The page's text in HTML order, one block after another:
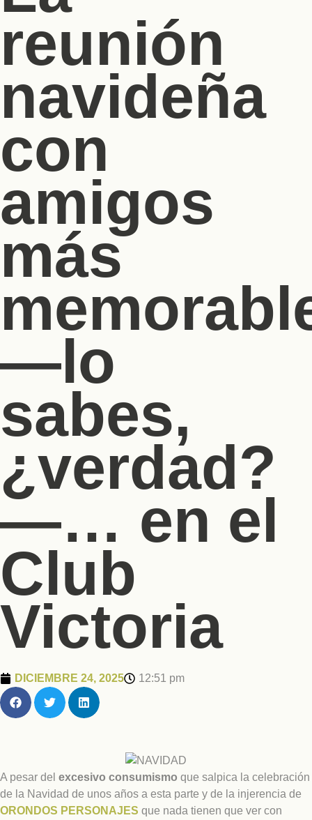
reunión
navideña
con
amigos
más
—lo
sabes,
¿verdad?
—… en el
Club
Victoria
DICIEMBRE 24, 2025 12:51 pm
A pesar del excesivo consumismo que salpica la celebración
de la Navidad de unos años a esta parte y de la injerencia de
ORONDOS PERSONAJES que nada tienen que ver con